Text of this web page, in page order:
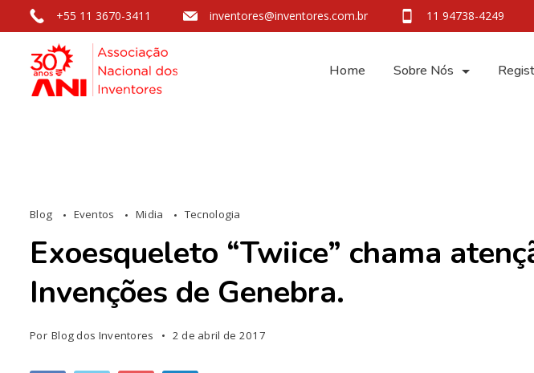
+55 11 3670-3411 inventores@inventores.com.br 11 94738-4249
Home Sobre Nós
Blog Eventos Midia Tecnologia
Exoesqueleto “Twiice” chama
Invenções de Genebra.
Por Blog dos Inventores 2 de abril de 2017